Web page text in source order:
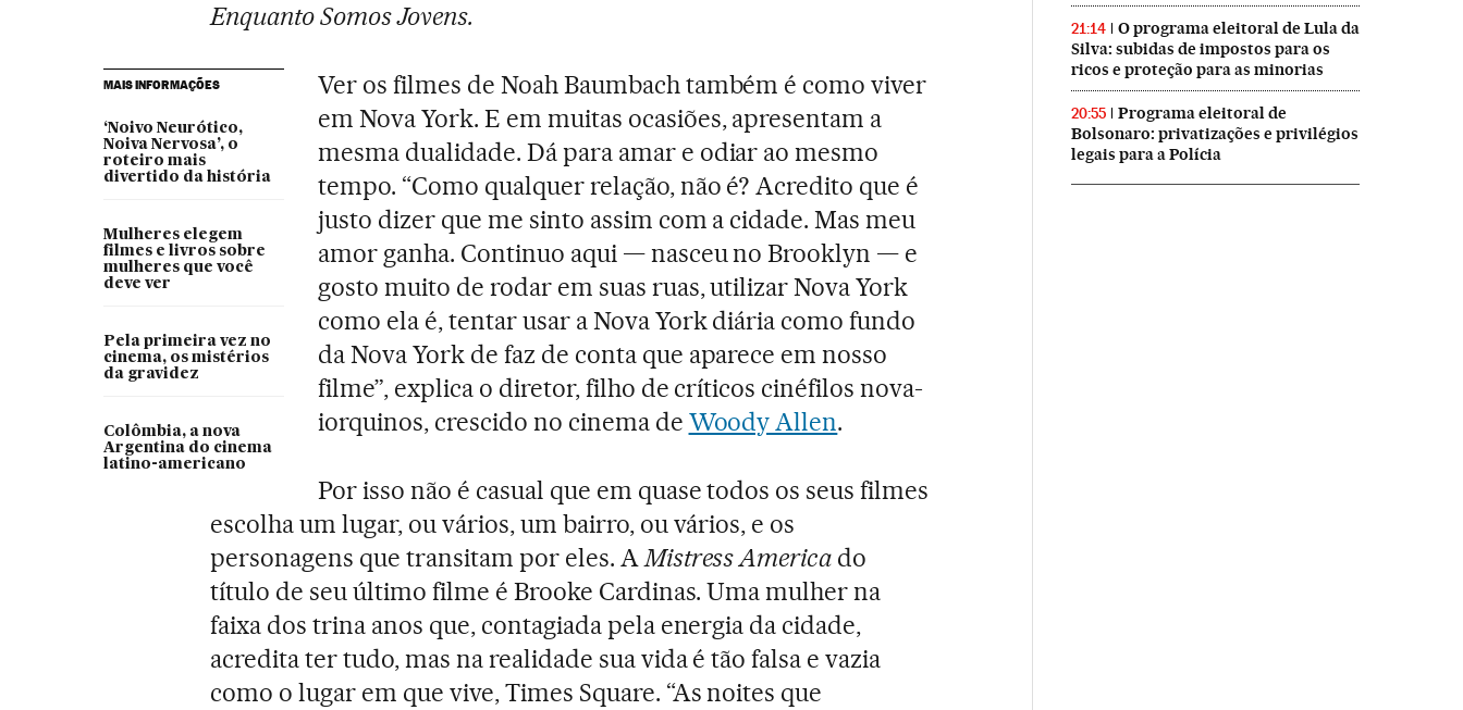
Enquanto Somos Jovens.
MAIS INFORMAÇÕES
‘Noivo Neurótico,
Noiva Nervosa’, o
roteiro mais
divertido da história
Mulheres elegem
filmes e livros sobre
mulheres que você
deve ver
Pela primeira vez no
cinema, os mistérios
da gravidez
Colômbia, a nova
Argentina do cinema
latino-americano
Ver os filmes de Noah Baumbach também é como viver
em Nova York. E em muitas ocasiões, apresentam a
mesma dualidade. Dá para amar e odiar ao mesmo
tempo. “Como qualquer relação, não é? Acredito que é
justo dizer que me sinto assim com a cidade. Mas meu
amor ganha. Continuo aqui — nasceu no Brooklyn — e
gosto muito de rodar em suas ruas, utilizar Nova York
como ela é, tentar usar a Nova York diária como fundo
da Nova York de faz de conta que aparece em nosso
filme”, explica o diretor, filho de críticos cinéfilos nova-
iorquinos, crescido no cinema de Woody Allen.
Por isso não é casual que em quase todos os seus filmes
escolha um lugar, ou vários, um bairro, ou vários, e os
personagens que transitam por eles. AMistress America do
título de seu último filme é Brooke Cardinas. Uma mulher na
faixa dos trina anos que, contagiada pela energia da cidade,
acredita ter tudo, mas na realidade sua vida é tão falsa e vazia
como o lugar em que vive, Times Square. “As noites que
21:14
O programa eleitoral de Lula da
Silva: subidas de impostos para os
ricos e proteção para as minorias
20:55
Programa eleitoral de
Bolsonaro: privatizações e privilégios
legais para a Polícia